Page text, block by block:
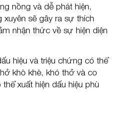
nồng và dễ phát hiện,
sẽ gây ra sự thích
nhận thức về sự hiện diện
hiệu và triệu chứng có thể
khò khè, khó thở và co
xuất hiện dấu hiệu phù